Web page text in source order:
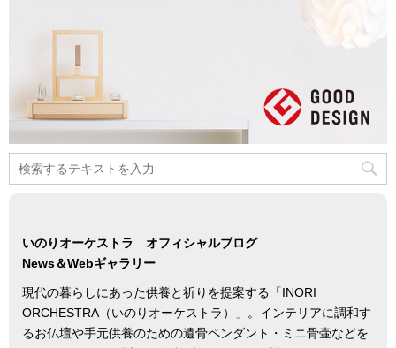
いのりオーケストラ オフィシャルブログ
News＆Webギャラリー
現代の暮らしにあった供養と祈りを提案する「INORI
ORCHESTRA（いのりオーケストラ）」。インテリアに調和す
るお仏壇や手元供養のための遺骨ペンダント・ミニ骨壷などを